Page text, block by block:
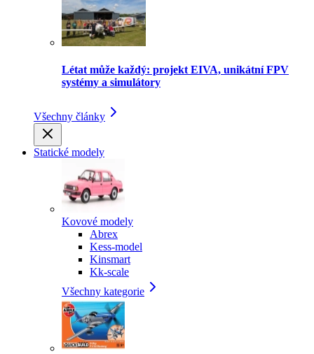
Létat může každý: projekt EIVA, unikátní FPV
systémy a simulátory
Všechny články
Statické modely
Kovové modely
Abrex
Kess-model
Kinsmart
Kk-scale
Všechny kategorie